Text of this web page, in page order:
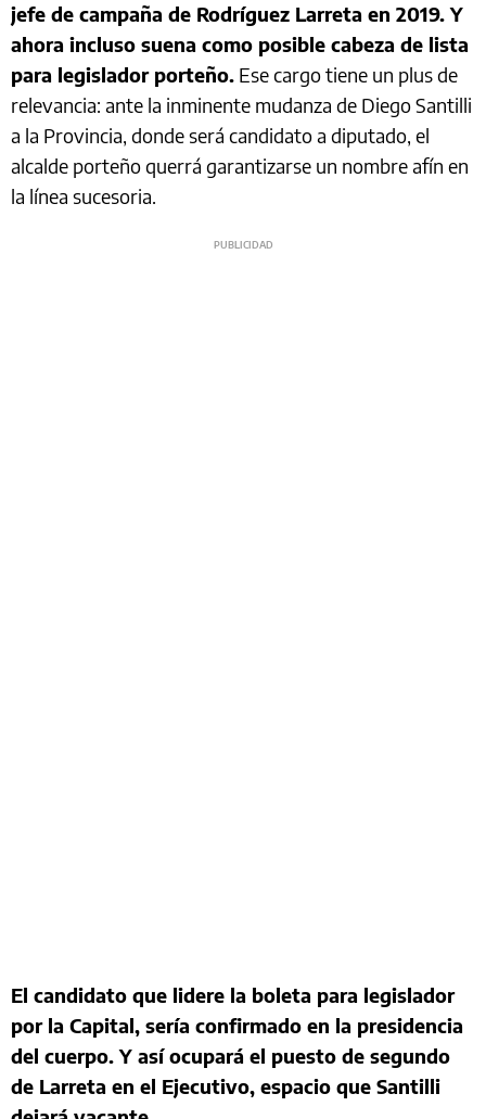
jefe de campaña de Rodríguez Larreta en 2019. Y
ahora incluso suena como posible cabeza de lista
para legislador porteño. Ese cargo tiene un plus de
relevancia: ante la inminente mudanza de Diego Santilli
a la Provincia, donde será candidato a diputado, el
alcalde porteño querrá garantizarse un nombre afín en
la línea sucesoria.
El candidato que lidere la boleta para legislador
por la Capital, sería confirmado en la presidencia
del cuerpo. Y así ocupará el puesto de segundo
de Larreta en el Ejecutivo, espacio que Santilli